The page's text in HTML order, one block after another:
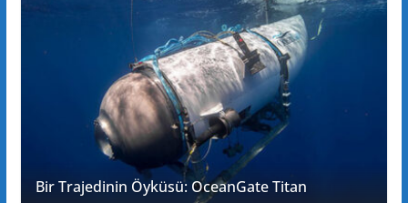
Bir Trajedinin Öyküsü: OceanGate Titan